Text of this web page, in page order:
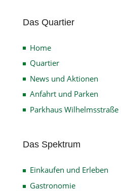
Das Quartier
Home
Quartier
News und Aktionen
Anfahrt und Parken
Parkhaus Wilhelmsstraße
Das Spektrum
Einkaufen und Erleben
Gastronomie